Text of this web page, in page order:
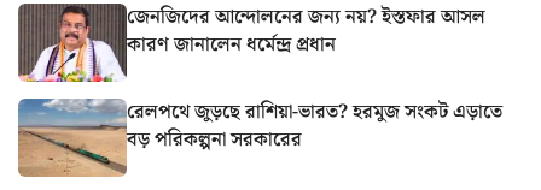
জেনজিদের আন্দোলনের জন্য নয়? ইস্তফার আসল
কারণ জানালেন ধর্মেন্দ্র প্রধান
রেলপথে জুড়ছে রাশিয়া-ভারত? হরমুজ সংকট এড়াতে
বড় পরিকল্পনা সরকারের